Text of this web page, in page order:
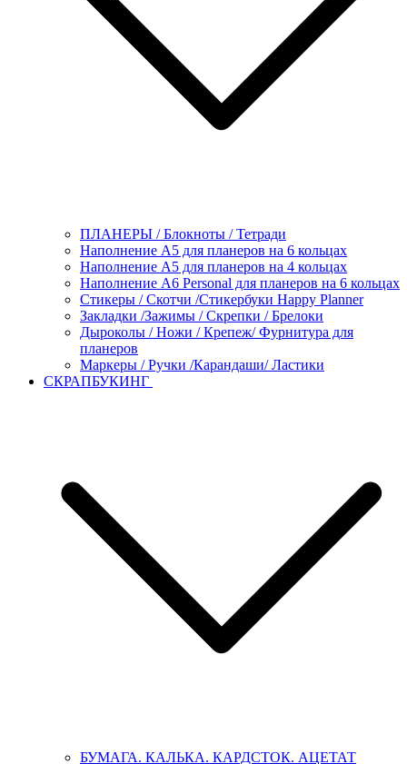
ПЛАНЕРЫ / Блокноты / Тетради
Наполнение А5 для планеров на 6 кольцах
Наполнение А5 для планеров на 4 кольцах
Наполнение А6 Personal для планеров на 6 кольцах
Стикеры / Скотчи /Стикербуки Happy Planner
Закладки /Зажимы / Скрепки / Брелоки
Дыроколы / Ножи / Крепеж/ Фурнитура для
планеров
Маркеры / Ручки /Карандаши/ Ластики
СКРАПБУКИНГ
БУМАГА. КАЛЬКА. КАРДСТОК. АЦЕТАТ